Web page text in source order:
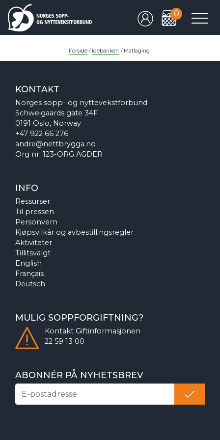
0
Forside / Idebanken / Matlaging
KONTAKT
Norges sopp- og nyttevekstforbund
Schweigaards gate 34F
0191 Oslo, Norway
+47 922 66 276
andre@nettbrygga.no
Org nr: 123-ORG AGDER
INFO
Ressurser
Til pressen
Personvern
Kjøpsvilkår og avbestillingsregler
Aktiviteter
Tillitsvalgt
English
Français
Deutsch
MULIG SOPPFORGIFTNING?
Kontakt Giftinformasjonen
22 59 13 00
ABONNÉR PÅ NYHETSBREV